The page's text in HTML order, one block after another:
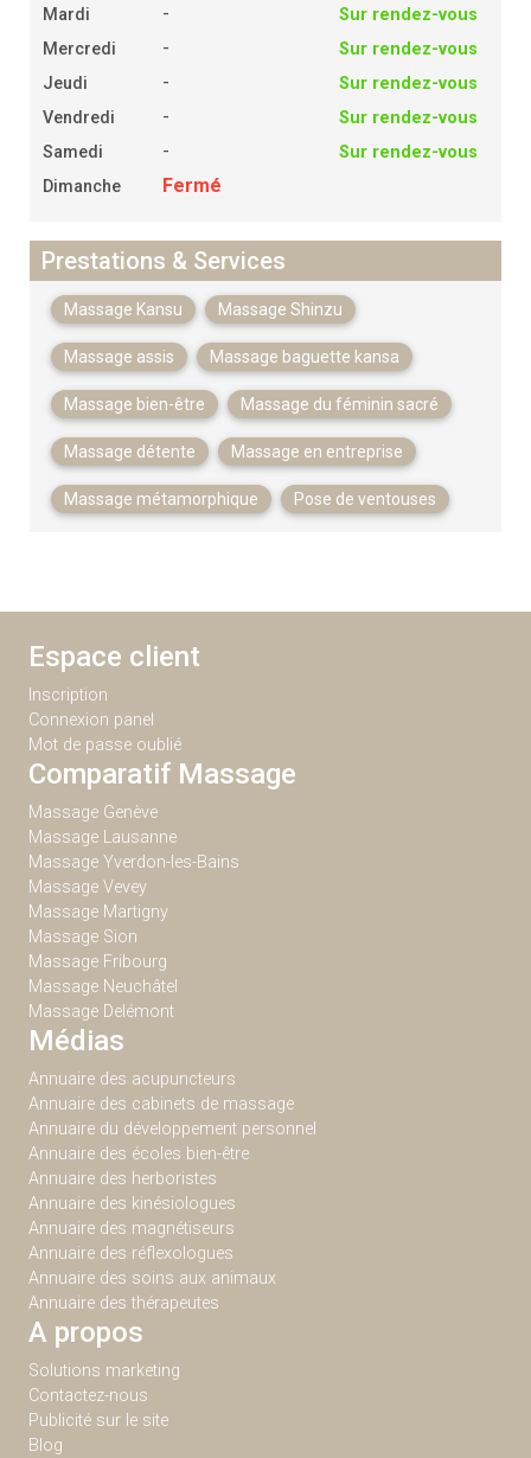
Mardi
-
Sur rendez-vous
Mercredi
-
Sur rendez-vous
Jeudi
-
Sur rendez-vous
Vendredi
-
Sur rendez-vous
Samedi
-
Sur rendez-vous
Dimanche
Fermé
Prestations & Services
Massage Kansu Massage Shinzu
Massage assis Massage baguette kansa
Massage bien-être Massage du féminin sacré
Massage détente Massage en entreprise
Massage métamorphique Pose de ventouses
Espace client
Inscription
Connexion panel
Mot de passe oublié
Comparatif Massage
Massage Genève
Massage Lausanne
Massage Yverdon-les-Bains
Massage Vevey
Massage Martigny
Massage Sion
Massage Fribourg
Massage Neuchâtel
Massage Delémont
Médias
Annuaire des acupuncteurs
Annuaire des cabinets de massage
Annuaire du développement personnel
Annuaire des écoles bien-être
Annuaire des herboristes
Annuaire des kinésiologues
Annuaire des magnétiseurs
Annuaire des réflexologues
Annuaire des soins aux animaux
Annuaire des thérapeutes
A propos
Solutions marketing
Contactez-nous
Publicité sur le site
Blog